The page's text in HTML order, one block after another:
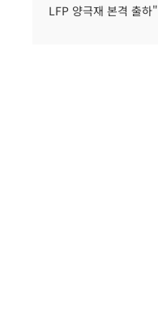
LFP 양극재 본격 출하"